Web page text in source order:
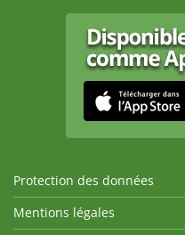
Protection des données
Mentions légales